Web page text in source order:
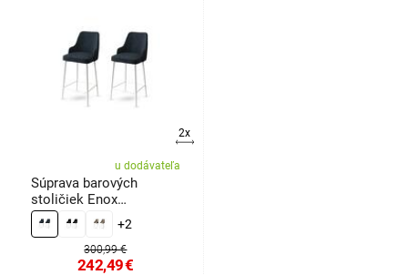
2x
u dodávateľa
Súprava barových
stoličiek Enox
Anthracite and White, 2
ks
+2
300,99 €
242,49€